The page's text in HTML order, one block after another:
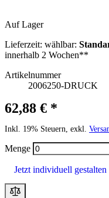
Auf Lager
Lieferzeit: wählbar:
innerhalb 2 Wochen**
Artikelnummer
2006250-DRUCK
62,88 € *
Inkl. 19% Steuern, exkl.
Menge
Jetzt individuell gestalten